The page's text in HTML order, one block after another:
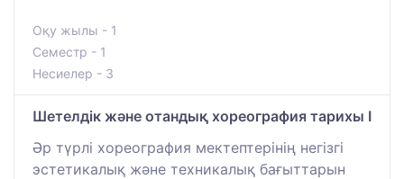
Оқу жылы - 1
Семестр - 1
Несиелер - 3
Шетелдік және отандық хореография тарихы I
Әр түрлі хореография мектептерінің негізгі
эстетикалық және техникалық бағыттарын